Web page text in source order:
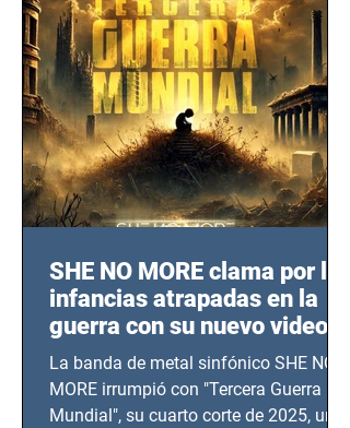
SHE NO MORE clama por las
infancias atrapadas en la
guerra con su nuevo video
TERCERA GUERRA
MUNDIAL
La banda de metal sinfónico SHE NO
MORE irrumpió con "Tercera Guerra
Mundial", su cuarto corte de 2025, un